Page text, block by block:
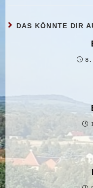
DAS KÖNNTE DIR
8.